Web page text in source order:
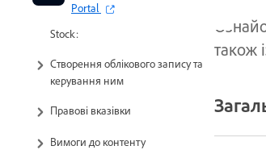
Portal
Чому варто стати автором Adobe
Stock:
Створення облікового запису та
керування ним
Правові вказівки
Вимоги до контенту
також